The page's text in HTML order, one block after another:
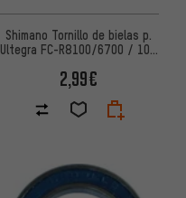
Shimano Tornillo de bielas p.
Ultegra FC-R8100/6700 / 105
2,99€